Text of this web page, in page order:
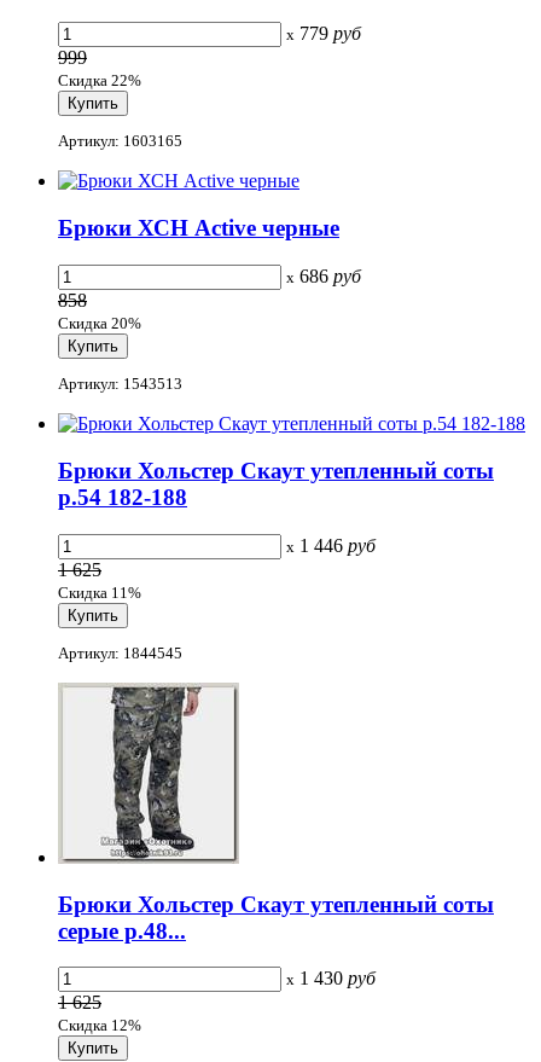
x 779 руб
999
Скидка 22%
Артикул: 1603165
Брюки ХСН Active черные
x 686 руб
858
Скидка 20%
Артикул: 1543513
Брюки Хольстер Скаут утепленный соты
р.54 182-188
x 1 446 руб
1 625
Скидка 11%
Артикул: 1844545
Брюки Хольстер Скаут утепленный соты
серые р.48...
x 1 430 руб
1 625
Скидка 12%